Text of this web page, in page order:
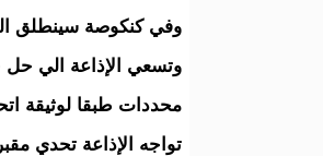
وفي كنكوصة سينطلق البث الإذاعة علي
وتسعي الإذاعة الي حل
محددات طبقا لوثيقة
تواجه الإذاعة تحدي